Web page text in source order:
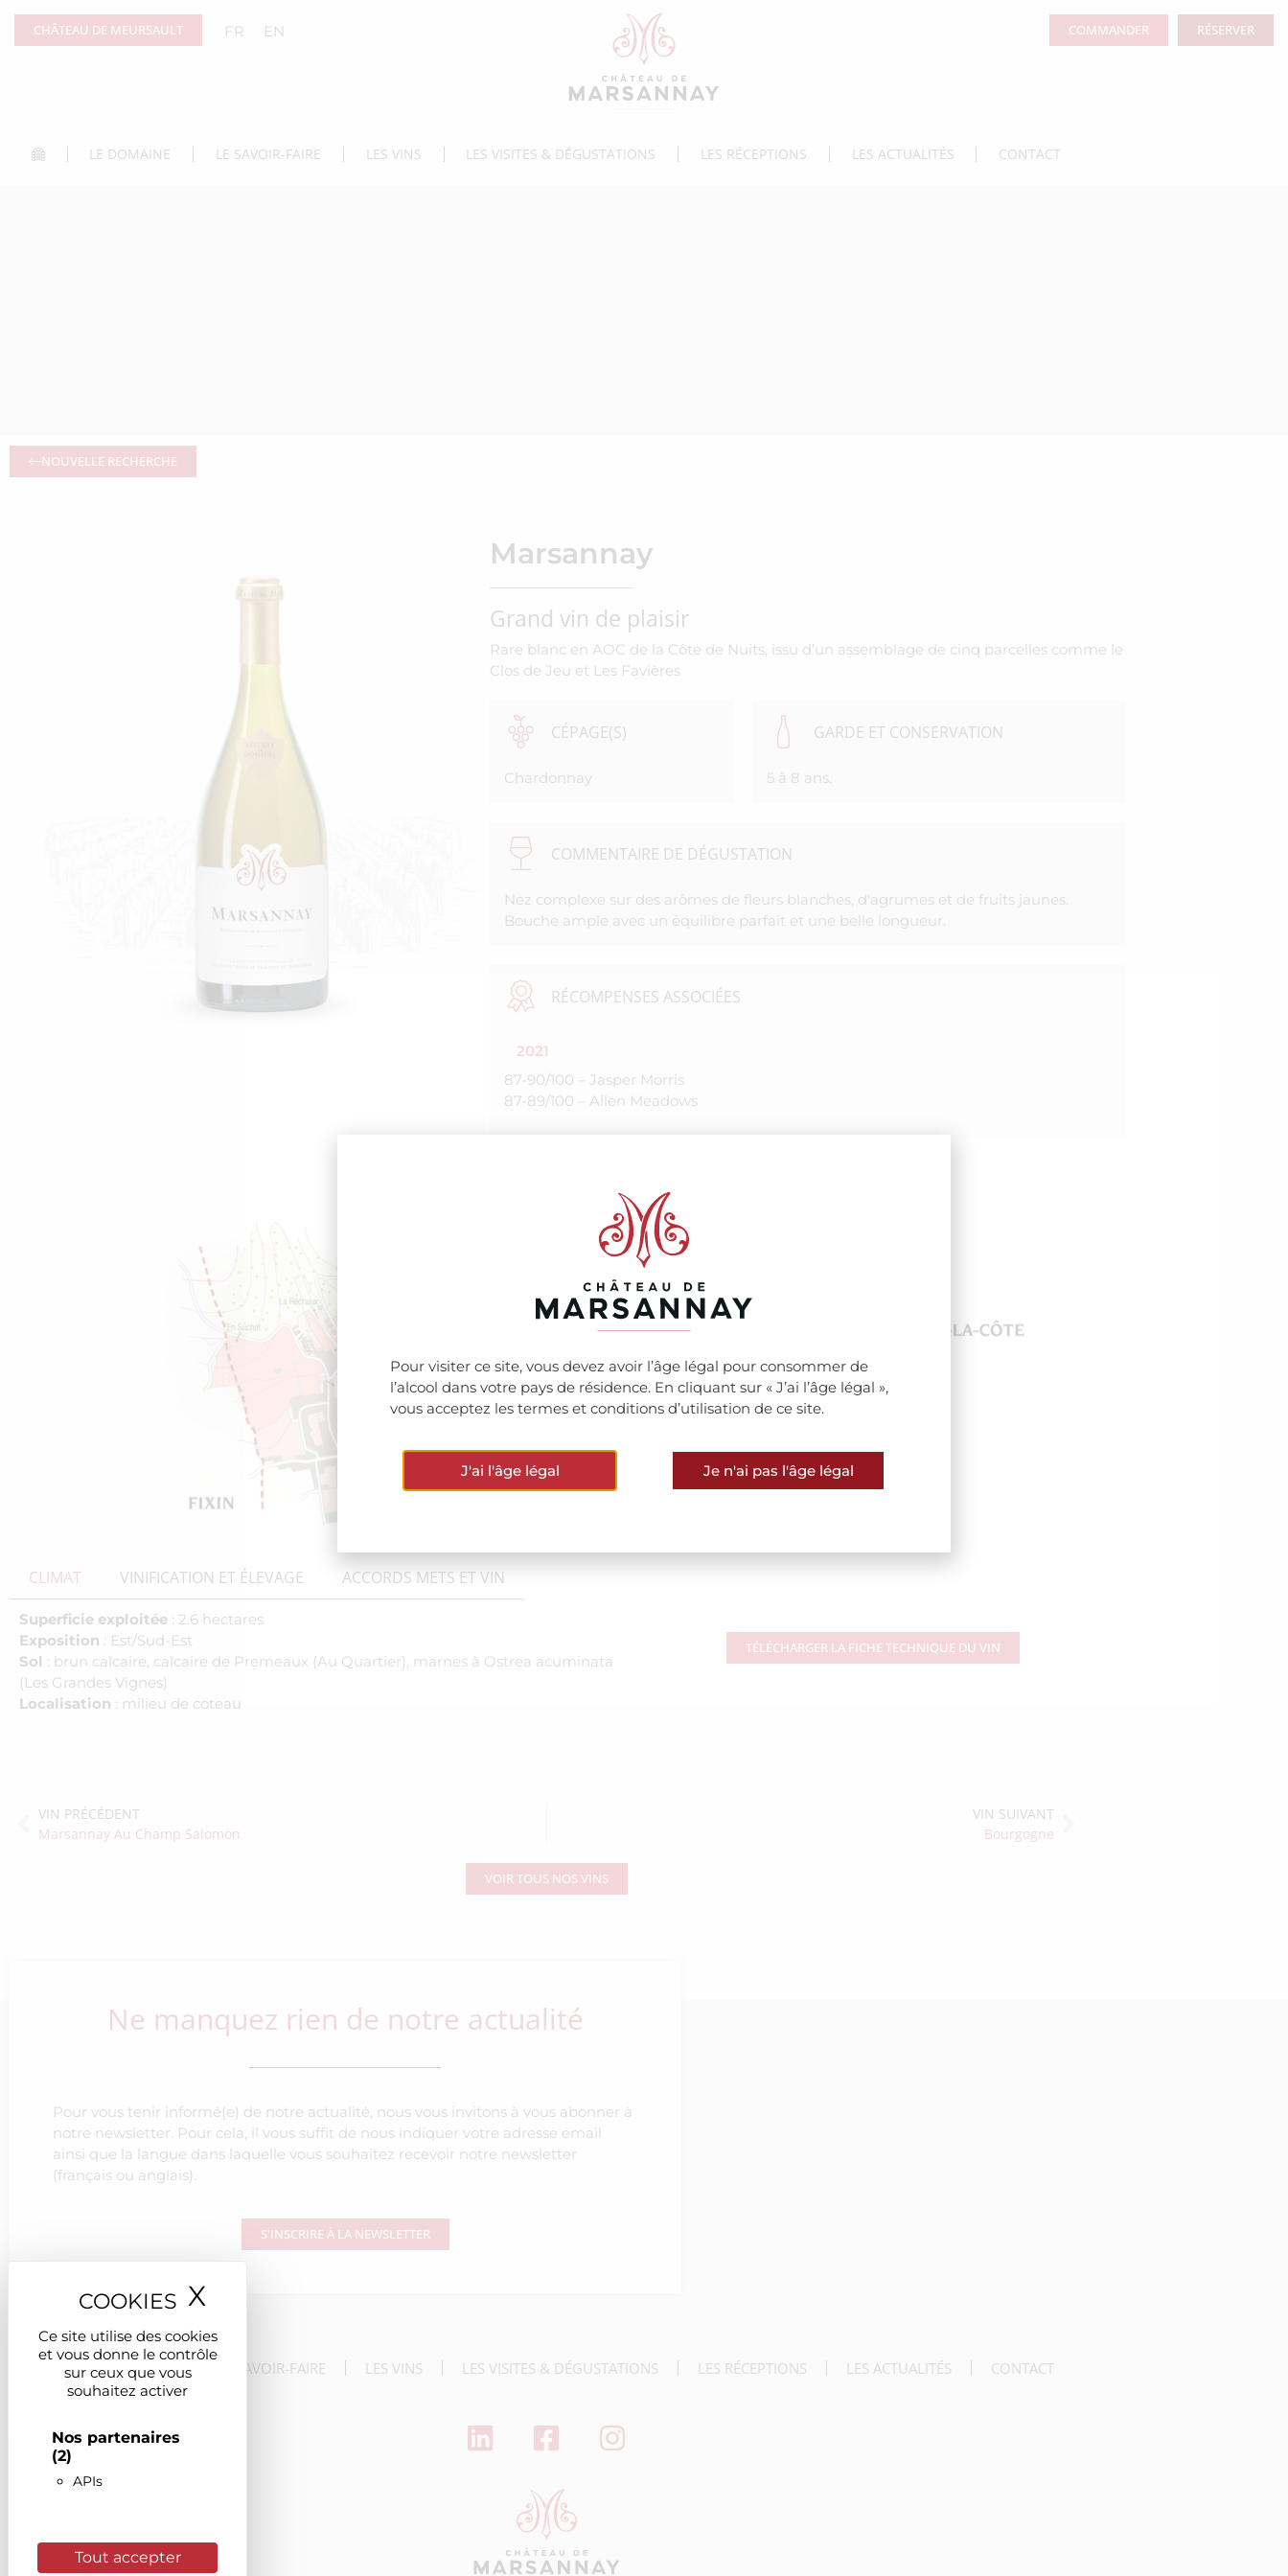
Panneau de gestion des cookies
Ce site utilise des cookies
et vous donne le contrôle
sur ceux que vous
souhaitez activer
Nos partenaires
(2)
APIs
Tout accepter
X
CHÂTEAU DE MEURSAULT FR EN COMMANDER RÉSERVER
LE DOMAINE LE SAVOIR-FAIRE LES VINS LES VISITES & DÉGUSTATIONS LES RÉCEPTIONS LES ACTUALITÉS CONTACT
NOUVELLE RECHERCHE
Marsannay
Grand vin de plaisir
Rare blanc en AOC de la Côte de Nuits, issu d’un assemblage de cinq parcelles comme le
Clos de Jeu et Les Favières
CÉPAGE(S)
Chardonnay
GARDE ET CONSERVATION
5 à 8 ans.
COMMENTAIRE DE DÉGUSTATION
Nez complexe sur des arômes de fleurs blanches, d'agrumes et de fruits jaunes.
Bouche ample avec un équilibre parfait et une belle longueur.
RÉCOMPENSES ASSOCIÉES
2021
87-90/100 – Jasper Morris
87-89/100 – Allen Meadows
CLIMAT VINIFICATION ET ÉLEVAGE ACCORDS METS ET VIN
Superficie exploitée : 2.6 hectares
Exposition : Est/Sud-Est
Sol : brun calcaire, calcaire de Premeaux (Au Quartier), marnes à Ostrea acuminata
(Les Grandes Vignes)
Localisation : milieu de coteau
TÉLÉCHARGER LA FICHE TECHNIQUE DU VIN
VIN PRÉCÉDENT
Marsannay Au Champ Salomon
VIN SUIVANT
Bourgogne
VOIR TOUS NOS VINS
Ne manquez rien de notre actualité
Pour vous tenir informé(e) de notre actualité, nous vous invitons à vous abonner à
notre newsletter. Pour cela, il vous suffit de nous indiquer votre adresse email
ainsi que la langue dans laquelle vous souhaitez recevoir notre newsletter
(français ou anglais).
S'INSCRIRE À LA NEWSLETTER
LE DOMAINE LE SAVOIR-FAIRE LES VINS LES VISITES & DÉGUSTATIONS LES RÉCEPTIONS LES ACTUALITÉS CONTACT
Pour visiter ce site, vous devez avoir l’âge légal pour consommer de
l’alcool dans votre pays de résidence. En cliquant sur « J’ai l’âge légal »,
vous acceptez les termes et conditions d’utilisation de ce site.
J'ai l'âge légal Je n'ai pas l'âge légal